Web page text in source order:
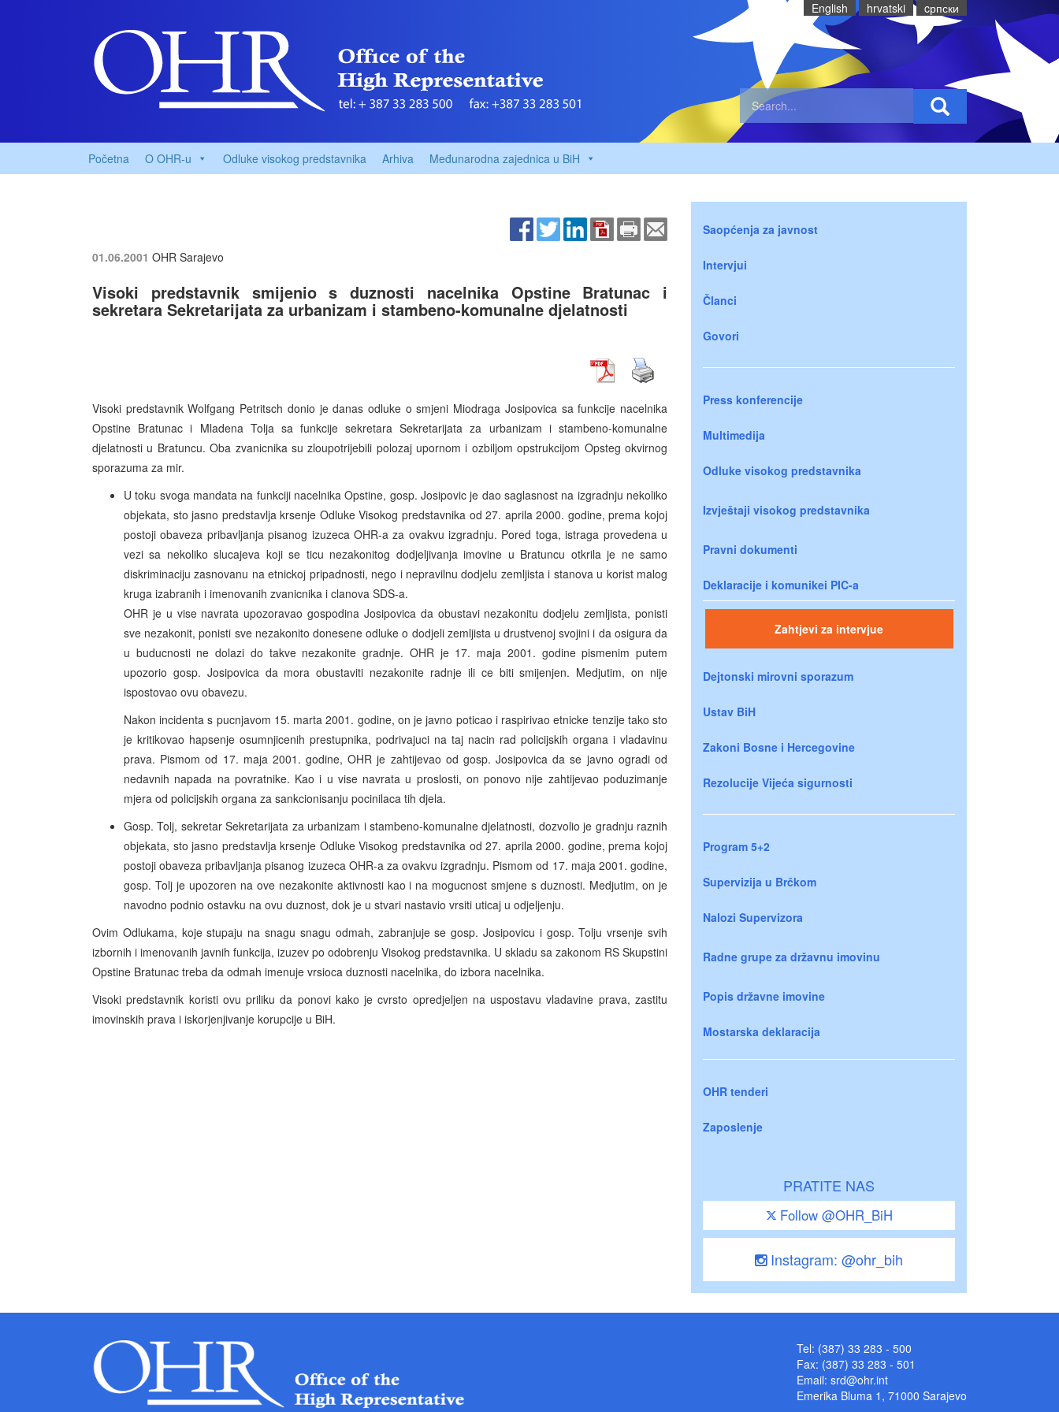
English hrvatski cрпски
Početna O OHR-u Odluke visokog predstavnika Arhiva Međunarodna zajednica u BiH
01.06.2001 OHR Sarajevo
Visoki predstavnik smijenio s duznosti nacelnika Opstine Bratunac i
sekretara Sekretarijata za urbanizam i stambeno-komunalne djelatnosti
Visoki predstavnik Wolfgang Petritsch donio je danas odluke o smjeni Miodraga Josipovica sa funkcije nacelnika
Opstine Bratunac i Mladena Tolja sa funkcije sekretara Sekretarijata za urbanizam i stambeno-komunalne
djelatnosti u Bratuncu. Oba zvanicnika su zloupotrijebili polozaj upornom i ozbiljom opstrukcijom Opsteg okvirnog
sporazuma za mir.
U toku svoga mandata na funkciji nacelnika Opstine, gosp. Josipovic je dao saglasnost na izgradnju nekoliko
objekata, sto jasno predstavlja krsenje Odluke Visokog predstavnika od 27. aprila 2000. godine, prema kojoj
postoji obaveza pribavljanja pisanog izuzeca OHR-a za ovakvu izgradnju. Pored toga, istraga provedena u
vezi sa nekoliko slucajeva koji se ticu nezakonitog dodjeljivanja imovine u Bratuncu otkrila je ne samo
diskriminaciju zasnovanu na etnickoj pripadnosti, nego i nepravilnu dodjelu zemljista i stanova u korist malog
kruga izabranih i imenovanih zvanicnika i clanova SDS-a.
OHR je u vise navrata upozoravao gospodina Josipovica da obustavi nezakonitu dodjelu zemljista, ponisti
sve nezakonit, ponisti sve nezakonito donesene odluke o dodjeli zemljista u drustvenoj svojini i da osigura da
u buducnosti ne dolazi do takve nezakonite gradnje. OHR je 17. maja 2001. godine pismenim putem
upozorio gosp. Josipovica da mora obustaviti nezakonite radnje ili ce biti smijenjen. Medjutim, on nije
ispostovao ovu obavezu.
Nakon incidenta s pucnjavom 15. marta 2001. godine, on je javno poticao i raspirivao etnicke tenzije tako sto
je kritikovao hapsenje osumnjicenih prestupnika, podrivajuci na taj nacin rad policijskih organa i vladavinu
prava. Pismom od 17. maja 2001. godine, OHR je zahtijevao od gosp. Josipovica da se javno ogradi od
nedavnih napada na povratnike. Kao i u vise navrata u proslosti, on ponovo nije zahtijevao poduzimanje
mjera od policijskih organa za sankcionisanju pocinilaca tih djela.
Gosp. Tolj, sekretar Sekretarijata za urbanizam i stambeno-komunalne djelatnosti, dozvolio je gradnju raznih
objekata, sto jasno predstavlja krsenje Odluke Visokog predstavnika od 27. aprila 2000. godine, prema kojoj
postoji obaveza pribavljanja pisanog izuzeca OHR-a za ovakvu izgradnju. Pismom od 17. maja 2001. godine,
gosp. Tolj je upozoren na ove nezakonite aktivnosti kao i na mogucnost smjene s duznosti. Medjutim, on je
navodno podnio ostavku na ovu duznost, dok je u stvari nastavio vrsiti uticaj u odjeljenju.
Ovim Odlukama, koje stupaju na snagu snagu odmah, zabranjuje se gosp. Josipovicu i gosp. Tolju vrsenje svih
izbornih i imenovanih javnih funkcija, izuzev po odobrenju Visokog predstavnika. U skladu sa zakonom RS Skupstini
Opstine Bratunac treba da odmah imenuje vrsioca duznosti nacelnika, do izbora nacelnika.
Visoki predstavnik koristi ovu priliku da ponovi kako je cvrsto opredjeljen na uspostavu vladavine prava, zastitu
imovinskih prava i iskorjenjivanje korupcije u BiH.
Saopćenja za javnost
Intervjui
Članci
Govori
Press konferencije
Multimedija
Odluke visokog predstavnika
Izvještaji visokog predstavnika
Pravni dokumenti
Deklaracije i komunikei PIC-a
Zahtjevi za intervjue
Dejtonski mirovni sporazum
Ustav BiH
Zakoni Bosne i Hercegovine
Rezolucije Vijeća sigurnosti
Program 5+2
Supervizija u Brčkom
Nalozi Supervizora
Radne grupe za državnu imovinu
Popis državne imovine
Mostarska deklaracija
OHR tenderi
Zaposlenje
PRATITE NAS
Follow @OHR_BiH
Instagram: @ohr_bih
Tel: (387) 33 283 - 500
Fax: (387) 33 283 - 501
Email: srd@ohr.int
Emerika Bluma 1, 71000 Sarajevo